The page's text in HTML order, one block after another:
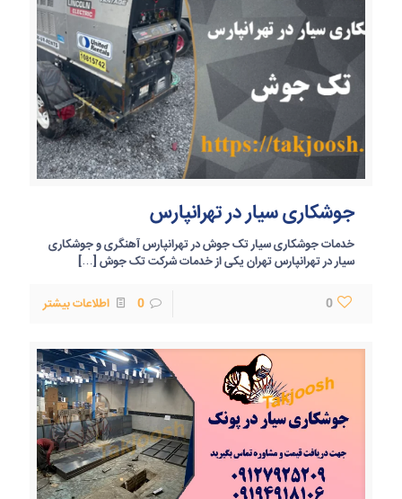
جوشکاری سیار در تهرانپارس
خدمات جوشکاری سیار تک جوش در تهرانپارس آهنگری و جوشکاری
سیار در تهرانپارس تهران یکی از خدمات شرکت تک جوش […]
0
0 اطلاعات بیشتر